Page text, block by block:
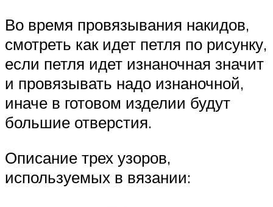
Во время провязывания накидов,
смотреть как идет петля по рисунку,
если петля идет изнаночная значит
и провязывать надо изнаночной,
иначе в готовом изделии будут
большие отверстия.
Описание трех узоров,
используемых в вязании: